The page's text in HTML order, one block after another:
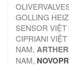
GOLLING
SENSOR
CIPRIANI
NAM,
NAM,